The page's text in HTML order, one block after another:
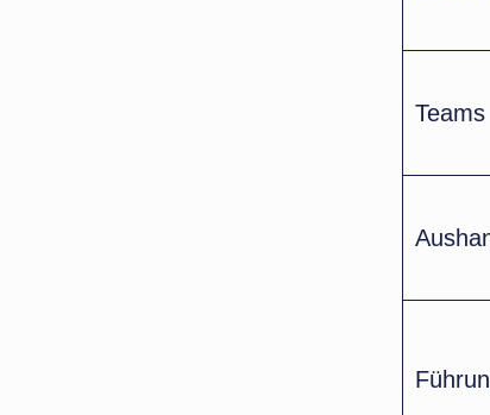
Teams